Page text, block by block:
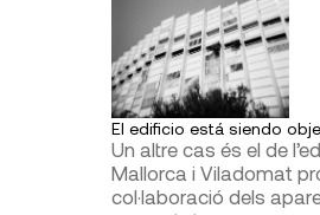
El edificio está siendo
Un altre cas és el de
Mallorca i Viladomat
col·laboració dels